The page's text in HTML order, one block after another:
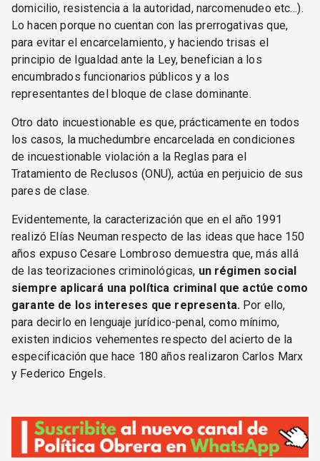
domicilio, resistencia a la autoridad, narcomenudeo etc…).
Lo hacen porque no cuentan con las prerrogativas que,
para evitar el encarcelamiento, y haciendo trisas el
principio de Igualdad ante la Ley, benefician a los
encumbrados funcionarios públicos y a los
representantes del bloque de clase dominante.
Otro dato incuestionable es que, prácticamente en todos
los casos, la muchedumbre encarcelada en condiciones
de incuestionable violación a la Reglas para el
Tratamiento de Reclusos (ONU), actúa en perjuicio de sus
pares de clase.
Evidentemente, la caracterización que en el año 1991
realizó Elías Neuman respecto de las ideas que hace 150
años expuso Cesare Lombroso demuestra que, más allá
de las teorizaciones criminológicas, un régimen social
siempre aplicará una política criminal que actúe como
garante de los intereses que representa. Por ello,
para decirlo en lenguaje jurídico-penal, como mínimo,
existen indicios vehementes respecto del acierto de la
especificación que hace 180 años realizaron Carlos Marx
y Federico Engels.